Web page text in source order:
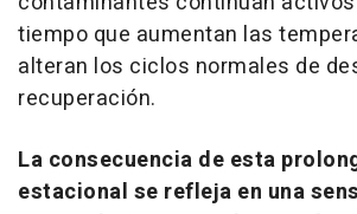
tiempo que aumentan las
alteran los ciclos normales de
recuperación.
La consecuencia de esta
estacional se refleja en una